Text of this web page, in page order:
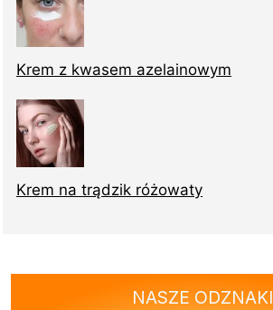
Krem z kwasem azelainowym
Krem na trądzik różowaty
NASZE ODZNAKI